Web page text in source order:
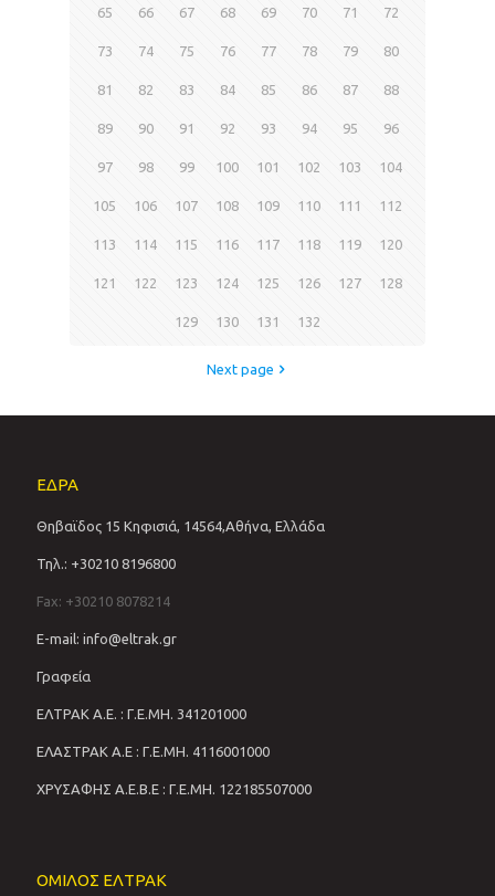
65 66 67 68 69 70 71 72
73 74 75 76 77 78 79 80
81 82 83 84 85 86 87 88
89 90 91 92 93 94 95 96
97 98 99 100 101 102 103 104
105 106 107 108 109 110 111 112
113 114 115 116 117 118 119 120
121 122 123 124 125 126 127 128
129 130 131 132
Next page
ΕΔΡΑ
Θηβαϊδος 15 Κηφισιά, 14564,Αθήνα, Ελλάδα
Τηλ.: +30210 8196800
Fax: +30210 8078214
E-mail: info@eltrak.gr
Γραφεία
ΕΛΤΡΑΚ Α.Ε. : Γ.Ε.ΜΗ. 341201000
ΕΛΑΣΤΡΑΚ Α.Ε : Γ.Ε.ΜΗ. 4116001000
ΧΡΥΣΑΦΗΣ Α.Ε.Β.Ε : Γ.Ε.ΜΗ. 122185507000
ΟΜΙΛΟΣ ΕΛΤΡΑΚ